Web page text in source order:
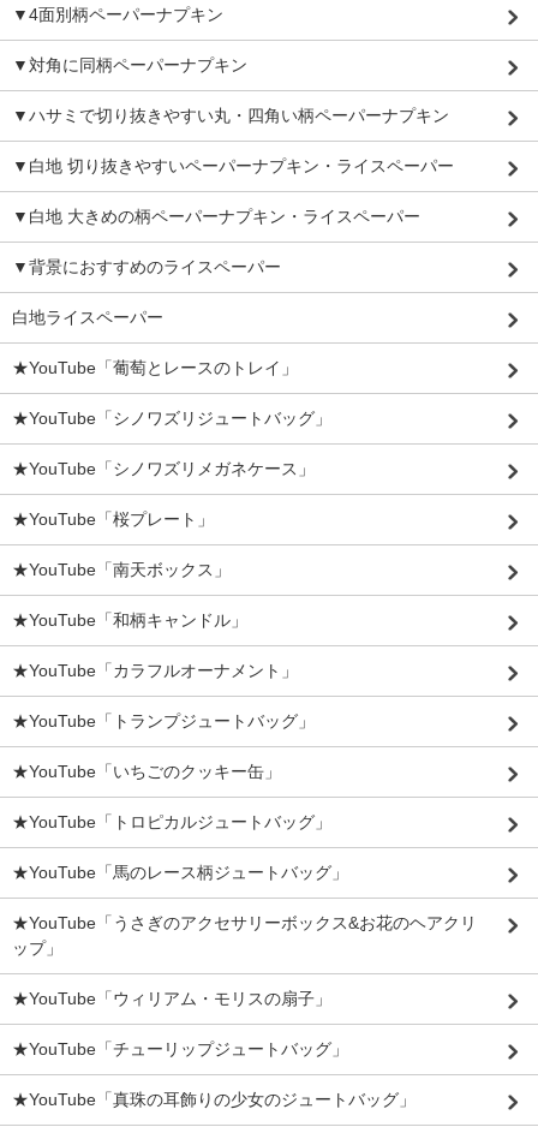
▼4面別柄ペーパーナプキン
▼対角に同柄ペーパーナプキン
▼ハサミで切り抜きやすい丸・四角い柄ペーパーナプキン
▼白地 切り抜きやすいペーパーナプキン・ライスペーパー
▼白地 大きめの柄ペーパーナプキン・ライスペーパー
▼背景におすすめのライスペーパー
白地ライスペーパー
★YouTube「葡萄とレースのトレイ」
★YouTube「シノワズリジュートバッグ」
★YouTube「シノワズリメガネケース」
★YouTube「桜プレート」
★YouTube「南天ボックス」
★YouTube「和柄キャンドル」
★YouTube「カラフルオーナメント」
★YouTube「トランプジュートバッグ」
★YouTube「いちごのクッキー缶」
★YouTube「トロピカルジュートバッグ」
★YouTube「馬のレース柄ジュートバッグ」
★YouTube「うさぎのアクセサリーボックス&お花のヘアクリ
ップ」
★YouTube「ウィリアム・モリスの扇子」
★YouTube「チューリップジュートバッグ」
★YouTube「真珠の耳飾りの少女のジュートバッグ」